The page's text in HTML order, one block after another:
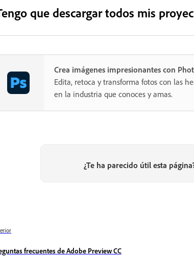
que descargar todos mis
Crea imágenes impresionantes con
Edita, retoca y transforma fotos con las
en la industria que conoces y amas.
¿Te ha parecido útil esta
frecuentes de Adobe Preview CC